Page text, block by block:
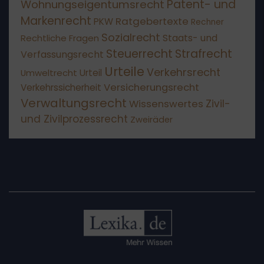
Wohnungseigentumsrecht Patent- und
Markenrecht PKW Ratgebertexte Rechner
Rechtliche Fragen Sozialrecht Staats- und
Verfassungsrecht Steuerrecht Strafrecht
Umweltrecht Urteil Urteile Verkehrsrecht
Verkehrssicherheit Versicherungsrecht
Verwaltungsrecht Wissenswertes Zivil-
und Zivilprozessrecht Zweiräder